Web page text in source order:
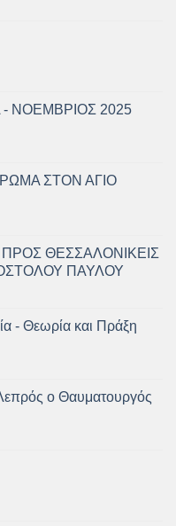
- ΝΟΕΜΒΡΙΟΣ 2025
ΣΤΟΝ ΑΓΙΟ
ΘΕΣΣΑΛΟΝΙΚΕΙΣ
ΠΑΥΛΟΥ
- Θεωρία και Πράξη
ο Θαυματουργός